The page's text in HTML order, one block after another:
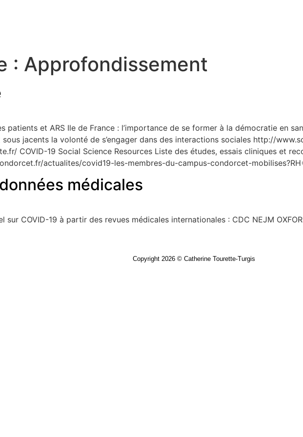
: Approfondissement
patients et ARS Ile de France : l’importance de se former à la démocratie en
sous jacents la volonté de s’engager dans des interactions sociales http://
COVID-19 Social Science Resources Liste des études, essais cliniques et
actualites/covid19-les-membres-du-campus-condorcet-
médicales
sur COVID-19 à partir des revues médicales internationales : CDC NEJM
Copyright 2026 © Catherine Tourette-Turgis